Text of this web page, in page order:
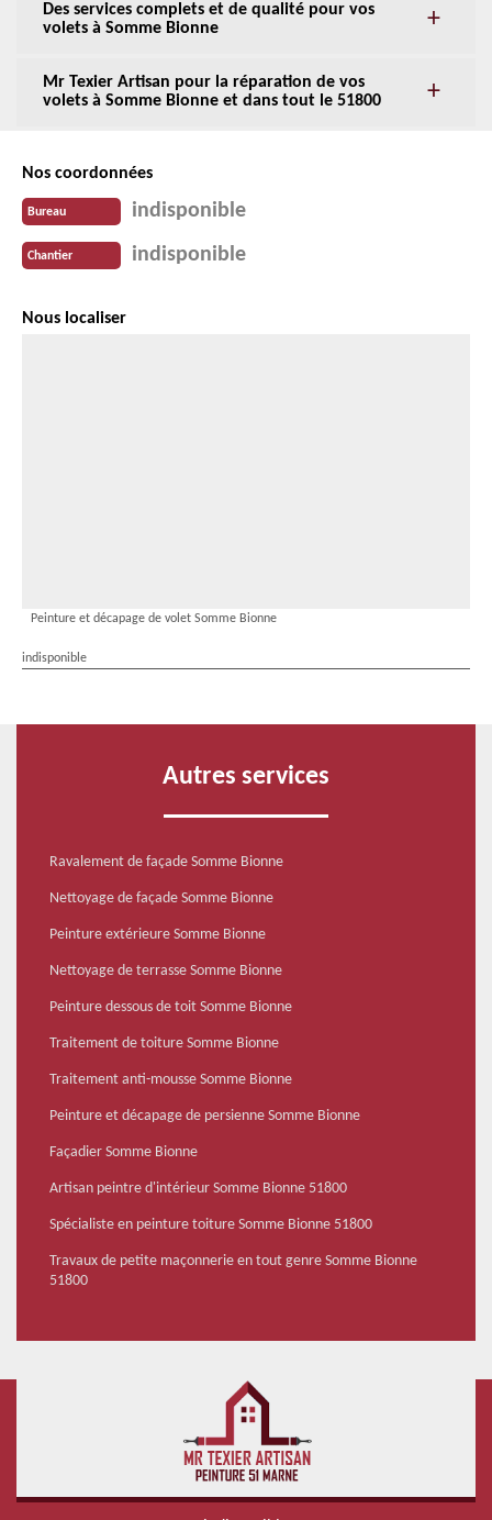
Des services complets et de qualité pour vos
volets à Somme Bionne
Mr Texier Artisan pour la réparation de vos
volets à Somme Bionne et dans tout le 51800
Nos coordonnées
Bureau indisponible
Chantier indisponible
Nous localiser
Peinture et décapage de volet Somme Bionne
indisponible
Autres services
Ravalement de façade Somme Bionne
Nettoyage de façade Somme Bionne
Peinture extérieure Somme Bionne
Nettoyage de terrasse Somme Bionne
Peinture dessous de toit Somme Bionne
Traitement de toiture Somme Bionne
Traitement anti-mousse Somme Bionne
Peinture et décapage de persienne Somme Bionne
Façadier Somme Bionne
Artisan peintre d'intérieur Somme Bionne 51800
Spécialiste en peinture toiture Somme Bionne 51800
Travaux de petite maçonnerie en tout genre Somme Bionne
51800